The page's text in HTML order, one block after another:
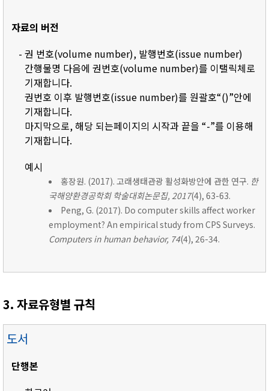
자료의 버전
- 권 번호(volume number), 발행번호(issue number)
간행물명 다음에 권번호(volume number)를 이탤릭체로
기재합니다.
권번호 이후 발행번호(issue number)를 원괄호“()”안에
기재합니다.
마지막으로, 해당 되는페이지의 시작과 끝을 “-”를 이용해
기재합니다.
예시
홍장원. (2017). 고래생태관광 활성화방안에 관한 연구. 한
국해양환경공학회 학술대회논문집, 2017(4), 63-63.
Peng, G. (2017). Do computer skills affect worker
employment? An empirical study from CPS Surveys.
Computers in human behavior, 74(4), 26-34.
3. 자료유형별 규칙
도서
단행본